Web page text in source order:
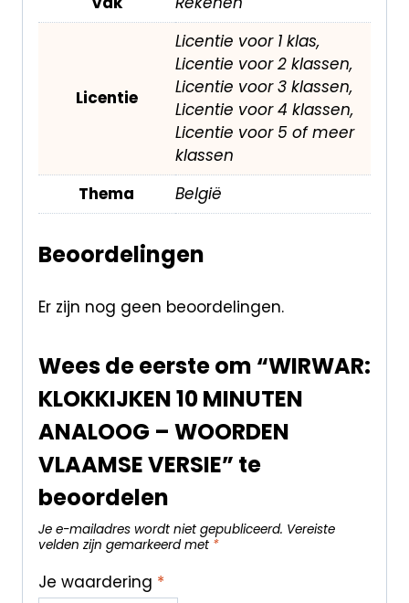
Licentie
Licentie voor 1 klas,
Licentie voor 2 klassen,
Licentie voor 3 klassen,
Licentie voor 4 klassen,
Licentie voor 5 of meer
klassen
Thema
België
Beoordelingen
Er zijn nog geen beoordelingen.
Wees de eerste om “WIRWAR:
KLOKKIJKEN 10 MINUTEN
ANALOOG – WOORDEN
VLAAMSE VERSIE” te
beoordelen
Je e-mailadres wordt niet gepubliceerd. Vereiste
velden zijn gemarkeerd met *
Je waardering *